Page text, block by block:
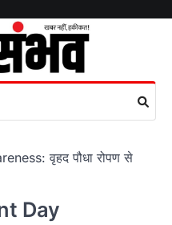
वृहद पौधा रोपण से
Day